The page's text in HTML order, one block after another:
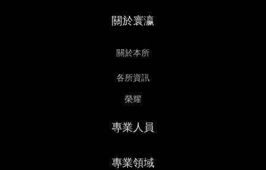
關於寰瀛
關於本所
各所資訊
榮耀
專業人員
專業領域